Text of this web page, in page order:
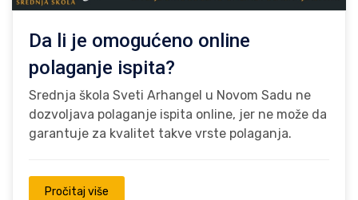
Da li je omogućeno online
polaganje ispita?
Srednja škola Sveti Arhangel u Novom Sadu ne
dozvoljava polaganje ispita online, jer ne može da
garantuje za kvalitet takve vrste polaganja.
Pročitaj više